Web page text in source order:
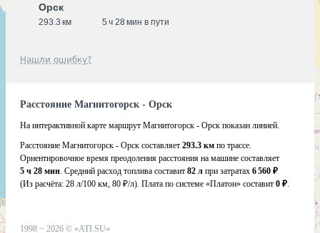
Орск
293.3 км 5 ч 28 мин в пути
Нашли ошибку?
Расстояние Магнитогорск - Орск
На интерактивной карте маршрут Магнитогорск - Орск показан линией.
Расстояние Магнитогорск - Орск составляет 293.3 км по трассе.
Ориентировочное время преодоления расстояния на машине составляет
5 ч 28 мин. Средний расход топлива составит 82 л при затратах 6 560 ₽
(Из расчёта: 28 л/100 км, 80 ₽/л). Плата по системе «Платон» составит 0 ₽.
1998 − 2026 © «ATI.SU»